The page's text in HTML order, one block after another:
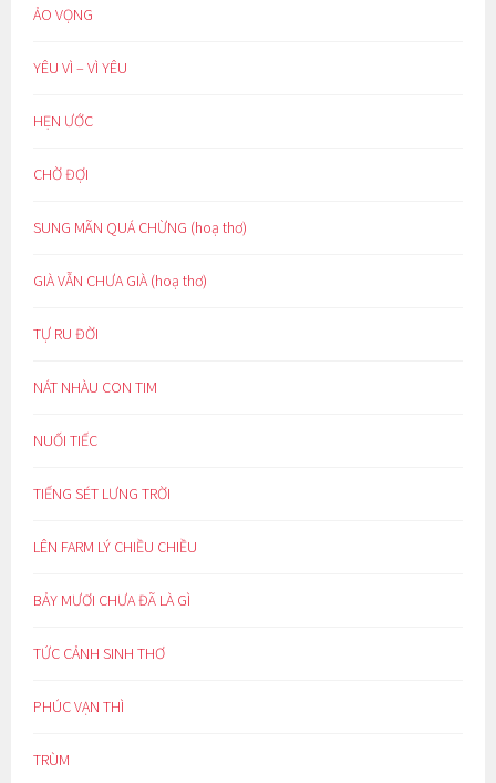
ẢO VỌNG
YÊU VÌ – VÌ YÊU
HẸN ƯỚC
CHỜ ĐỢI
SUNG MÃN QUÁ CHỪNG (hoạ thơ)
GIÀ VẪN CHƯA GIÀ (hoạ thơ)
TỰ RU ĐỜI
NÁT NHÀU CON TIM
NUỐI TIẾC
TIẾNG SÉT LƯNG TRỜI
LÊN FARM LÝ CHIỀU CHIỀU
BẢY MƯƠI CHƯA ĐÃ LÀ GÌ
TỨC CẢNH SINH THƠ
PHÚC VẠN THÌ
TRÙM